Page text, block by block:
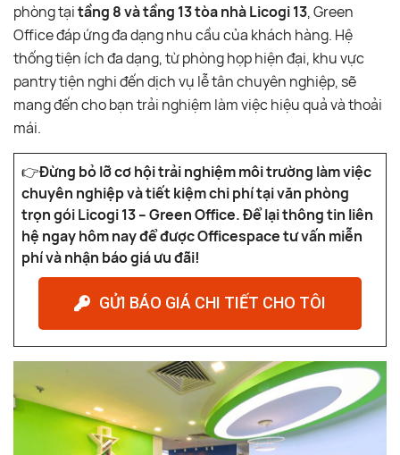
phòng tạitầng 8 và tầng 13 tòa nhà Licogi 13, Green
Office đáp ứng đa dạng nhu cầu của khách hàng. Hệ
thống tiện ích đa dạng, từ phòng họp hiện đại, khu vực
pantry tiện nghi đến dịch vụ lễ tân chuyên nghiệp, sẽ
mang đến cho bạn trải nghiệm làm việc hiệu quả và thoải
mái.
👉Đừng bỏ lỡ cơ hội trải nghiệm môi trường làm việc
chuyên nghiệp và tiết kiệm chi phí tại văn phòng
trọn gói Licogi 13 – Green Office. Để lại thông tin liên
hệ ngay hôm nay để được Officespace tư vấn miễn
phí và nhận báo giá ưu đãi!
GỬI BÁO GIÁ CHI TIẾT CHO TÔI